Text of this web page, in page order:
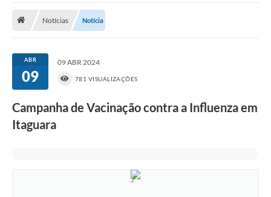
Notícias Notícia
ABR
09
09 ABR 2024
781 VISUALIZAÇÕES
Campanha de Vacinação contra a Influenza em
Itaguara